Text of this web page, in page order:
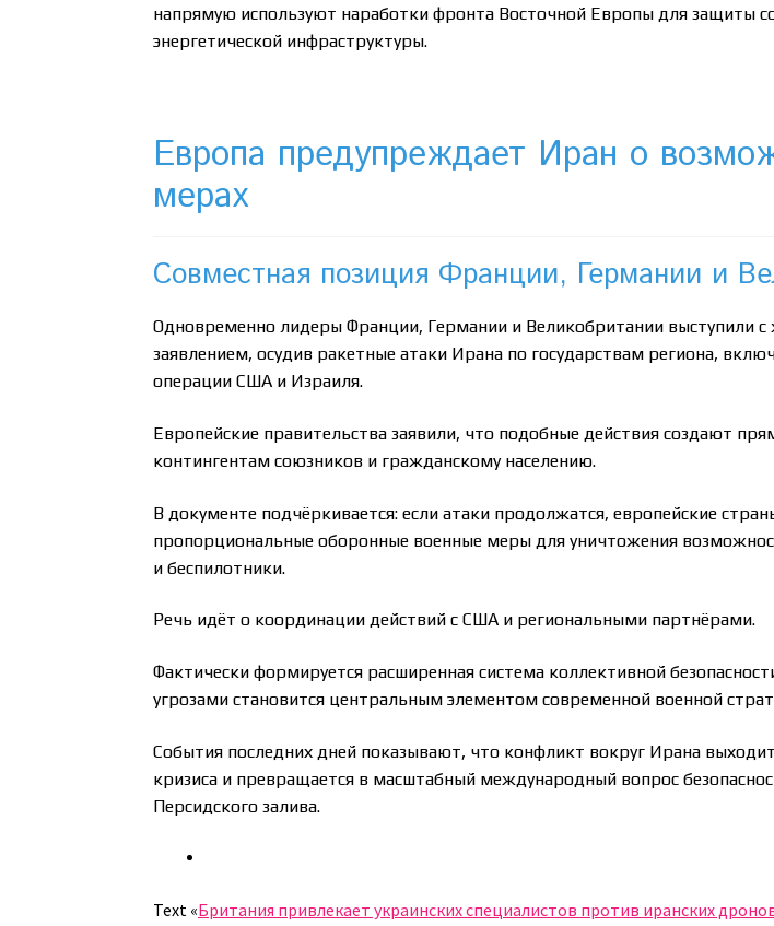
напрямую используют наработки фронта Восточной Европы для защиты
энергетической инфраструктуры.
Европа предупреждает Иран о
мерах
Совместная позиция Франции, Германии и
Одновременно лидеры Франции, Германии и Великобритании выступили
заявлением, осудив ракетные атаки Ирана по государствам региона,
операции США и Израиля.
Европейские правительства заявили, что подобные действия создают
контингентам союзников и гражданскому населению.
В документе подчёркивается: если атаки продолжатся, европейские
пропорциональные оборонные военные меры для уничтожения
и беспилотники.
Речь идёт о координации действий с США и региональными партнёрами.
Фактически формируется расширенная система коллективной
угрозами становится центральным элементом современной военной
События последних дней показывают, что конфликт вокруг Ирана
кризиса и превращается в масштабный международный вопрос
Персидского залива.
Text «Британия привлекает украинских специалистов против иранских